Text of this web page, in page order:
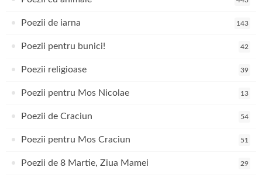
Poezii de iarna 143
Poezii pentru bunici! 42
Poezii religioase 39
Poezii pentru Mos Nicolae 13
Poezii de Craciun 54
Poezii pentru Mos Craciun 51
Poezii de 8 Martie, Ziua Mamei 29